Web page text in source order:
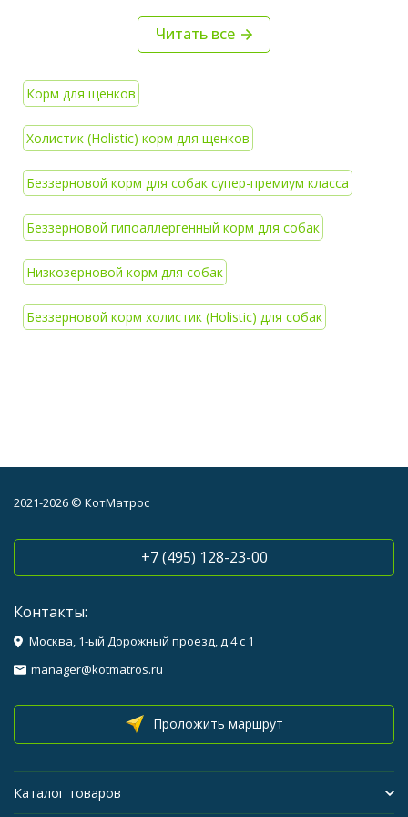
Читать все
Корм для щенков
Холистик (Holistic) корм для щенков
Беззерновой корм для собак супер-премиум класса
Беззерновой гипоаллергенный корм для собак
Низкозерновой корм для собак
Беззерновой корм холистик (Holistic) для собак
2021-2026 © КотМатрос
+7 (495) 128-23-00
Контакты:
Москва, 1-ый Дорожный проезд, д.4 с 1
manager@kotmatros.ru
Проложить маршрут
Каталог товаров